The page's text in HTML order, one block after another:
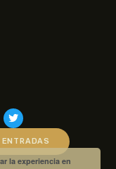
la experiencia en